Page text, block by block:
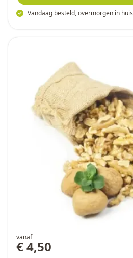
Vandaag besteld, overmorgen in huis
vanaf
€ 4,50